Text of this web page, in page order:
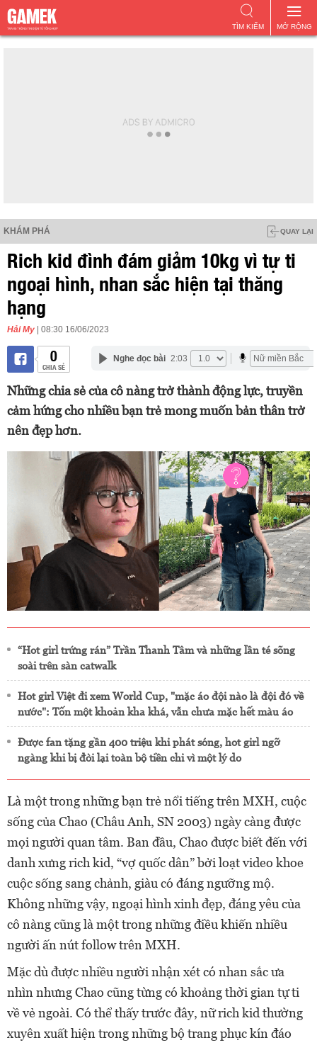
MỞ RỘNG
TÌM KIẾM
KHÁM PHÁ QUAY LẠI
Rich kid đình đám giảm 10kg vì tự ti
ngoại hình, nhan sắc hiện tại thăng
hạng
Hải My | 08:30 16/06/2023
0
CHIA SẺ
Nghe đọc bài 2:03
Những chia sẻ của cô nàng trở thành động lực, truyền
cảm hứng cho nhiều bạn trẻ mong muốn bản thân trở
nên đẹp hơn.
“Hot girl trứng rán” Trần Thanh Tâm và những lần té sõng
soài trên sàn catwalk
Hot girl Việt đi xem World Cup, "mặc áo đội nào là đội đó về
nước": Tốn một khoản kha khá, vẫn chưa mặc hết màu áo
Được fan tặng gần 400 triệu khi phát sóng, hot girl ngỡ
ngàng khi bị đòi lại toàn bộ tiền chỉ vì một lý do
Là một trong những bạn trẻ nổi tiếng trên MXH, cuộc
sống của Chao (Châu Anh, SN 2003) ngày càng được
mọi người quan tâm. Ban đầu, Chao được biết đến với
danh xưng rich kid, “vợ quốc dân” bởi loạt video khoe
cuộc sống sang chảnh, giàu có đáng ngưỡng mộ.
Không những vậy, ngoại hình xinh đẹp, đáng yêu của
cô nàng cũng là một trong những điều khiến nhiều
người ấn nút follow trên MXH.
Mặc dù được nhiều người nhận xét có nhan sắc ưa
nhìn nhưng Chao cũng từng có khoảng thời gian tự ti
về vẻ ngoài. Có thể thấy trước đây, nữ rich kid thường
xuyên xuất hiện trong những bộ trang phục kín đáo